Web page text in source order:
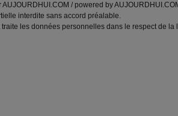
/ powered by
interdite sans accord préalable.
les données personnelles dans le respect de